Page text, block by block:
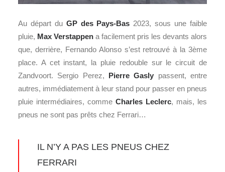
Au départ du GP des Pays-Bas 2023, sous une faible
pluie, Max Verstappen a facilement pris les devants alors
que, derrière, Fernando Alonso s’est retrouvé à la 3ème
place. A cet instant, la pluie redouble sur le circuit de
Zandvoort. Sergio Perez, Pierre Gasly passent, entre
autres, immédiatement à leur stand pour passer en pneus
pluie intermédiaires, comme Charles Leclerc, mais, les
pneus ne sont pas prêts chez Ferrari…
IL N’Y A PAS LES PNEUS CHEZ
FERRARI